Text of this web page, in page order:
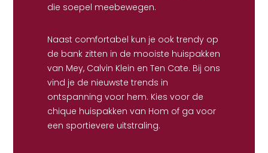
die soepel meebewegen.
Naast comfortabel kun je ook trendy op
de bank zitten in de mooiste huispakken
van Mey, Calvin Klein en Ten Cate. Bij ons
vind je de nieuwste trends in
ontspanning voor hem. Kies voor de
chique huispakken van Hom of ga voor
een sportievere uitstraling.